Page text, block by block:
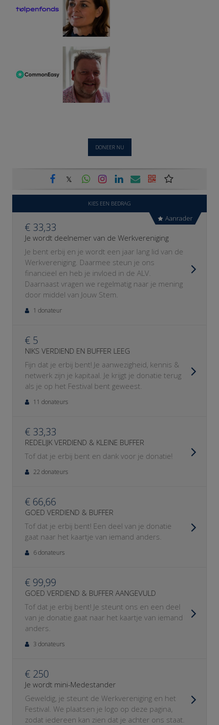
DONEER NU
𝕏
KIES EEN BEDRAG
Aanrader
€ 33,33
Je wordt deelnemer van de Werkvereniging
Je bent erbij en je wordt een jaar lang lid van de
Werkvereniging. Daarmee steun je ons
financieel en heb je invloed in de ALV.
Daarnaast vragen we regelmatig naar je mening
door middel van Jouw Stem.
1 donateur
€ 5
NIKS VERDIEND EN BUFFER LEEG
Fijn dat je erbij bent! Je aanwezigheid, kennis &
netwerk zijn je kapitaal. Je krijgt je donatie terug
als je op het Festival bent geweest.
11 donateurs
€ 33,33
REDELIJK VERDIEND & KLEINE BUFFER
Tof dat je erbij bent en dank voor je donatie!
22 donateurs
€ 66,66
GOED VERDIEND & BUFFER
Tof dat je erbij bent! Een deel van je donatie
gaat naar het kaartje van iemand anders.
6 donateurs
€ 99,99
GOED VERDIEND & BUFFER AANGEVULD
Tof dat je erbij bent! Je steunt ons en een deel
van je donatie gaat naar het kaartje van iemand
anders.
3 donateurs
€ 250
Je wordt mini-Medestander
Geweldig, je steunt de Werkvereniging en het
Festival. We plaatsen je logo op deze pagina,
zodat iedereen kan zien dat je achter ons staat.